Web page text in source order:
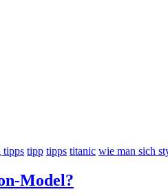
tipps tipp tipps titanic wie man sich
Model?